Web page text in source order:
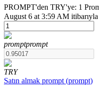
USDT Vadeli İşlemleri
Teminat olarak USDT
PROMPT'den TRY'ye: 1
August 6 at 3:59 AM itibarıyla
promptprompt
TRY
Satın almak prompt (prompt)